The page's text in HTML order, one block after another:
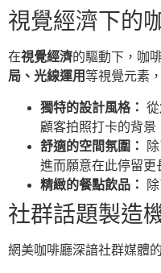
視覺經濟下的
在視覺經濟的驅動下，咖
局、光線運用等視覺元素
獨特的設計風格： 從
顧客拍照打卡的背景
舒適的空間氛圍：
進而願意在此停留更
精緻的餐點飲品：
社群話題製造
網美咖啡廳深諳社群媒體